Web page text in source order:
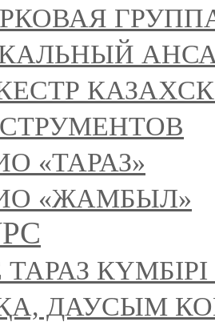
«ТАРАЗ»
«ЖАМБЫЛ»
ДАУСЫМ